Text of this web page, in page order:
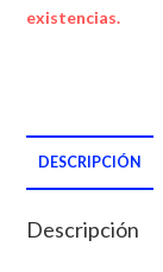
existencias.
DESCRIPCIÓN
Descripción